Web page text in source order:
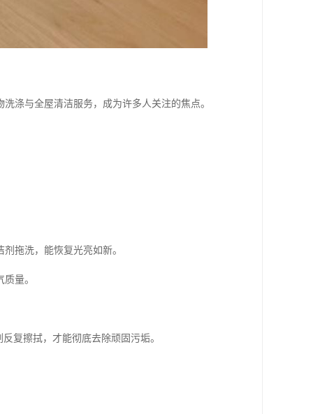
涤与全屋清洁服务，成为许多人关注的焦点。
拖洗，能恢复光亮如新。
量。
复擦拭，才能彻底去除顽固污垢。